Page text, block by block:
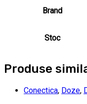
Brand
Stoc
Produse
Conectica, Doze,